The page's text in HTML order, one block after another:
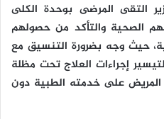
التقى المرضى بوحدة الكلى
الصحية والتأكد من حصولهم
حيث وجه بضرورة التنسيق مع
إجراءات العلاج تحت مظلة
على خدمته الطبية دون